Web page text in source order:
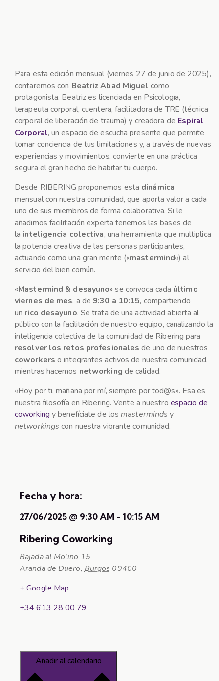
Para esta edición mensual (viernes 27 de junio de 2025),
contaremos con Beatriz Abad Miguel como
protagonista. Beatriz es licenciada en Psicología,
terapeuta corporal, cuentera, facilitadora de TRE (técnica
corporal de liberación de trauma) y creadora de Espiral
Corporal, un espacio de escucha presente que permite
tomar conciencia de tus limitaciones y, a través de nuevas
experiencias y movimientos, convierte en una práctica
segura el gran hecho de habitar tu cuerpo.
Desde RIBERING proponemos esta dinámica
mensual con nuestra comunidad, que aporta valor a cada
uno de sus miembros de forma colaborativa. Si le
añadimos facilitación experta tenemos las bases de
la inteligencia colectiva, una herramienta que multiplica
la potencia creativa de las personas participantes,
actuando como una gran mente («mastermind«) al
servicio del bien común.
«Mastermind & desayuno» se convoca cada último
viernes de mes, a de 9:30 a 10:15, compartiendo
un rico desayuno. Se trata de una actividad abierta al
público con la facilitación de nuestro equipo, canalizando la
inteligencia colectiva de la comunidad de Ribering para
resolver los retos profesionales de uno de nuestros
coworkers o integrantes activos de nuestra comunidad,
mientras hacemos networking de calidad.
«Hoy por ti, mañana por mí, siempre por tod@s». Esa es
nuestra filosofía en Ribering. Vente a nuestro espacio de
coworking y benefíciate de losmasterminds y
networkings con nuestra vibrante comunidad.
Fecha y hora:
27/06/2025 @ 9:30 AM - 10:15 AM
Ribering Coworking
Bajada al Molino 15
Aranda de Duero, Burgos 09400
+ Google Map
+34 613 28 00 79